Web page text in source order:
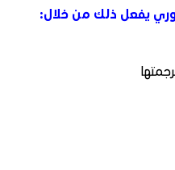
يفعل ذلك من خلال: